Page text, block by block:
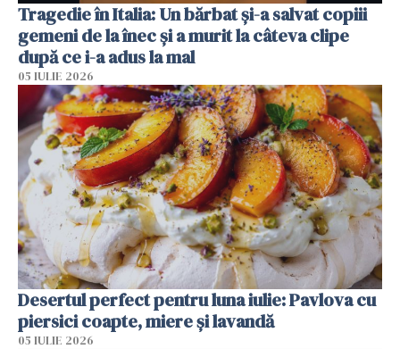
Tragedie în Italia: Un bărbat și-a salvat copiii
gemeni de la înec și a murit la câteva clipe
după ce i-a adus la mal
05 IULIE 2026
Desertul perfect pentru luna iulie: Pavlova cu
piersici coapte, miere și lavandă
05 IULIE 2026